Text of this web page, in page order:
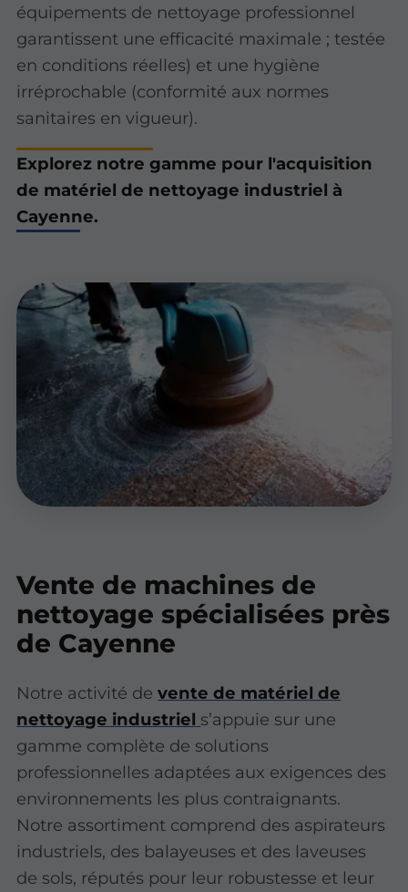
équipements de nettoyage professionnel
garantissent une efficacité maximale ; testée
en conditions réelles) et une hygiène
irréprochable (conformité aux normes
sanitaires en vigueur).
Explorez notre gamme pour l'acquisition
de matériel de nettoyage industriel à
Cayenne.
Vente de machines de
nettoyage spécialisées près
de Cayenne
Notre activité devente de matériel de
nettoyage industriel s’appuie sur une
gamme complète de solutions
professionnelles adaptées aux exigences des
environnements les plus contraignants.
Notre assortiment comprend des aspirateurs
industriels, des balayeuses et des laveuses
de sols, réputés pour leur robustesse et leur